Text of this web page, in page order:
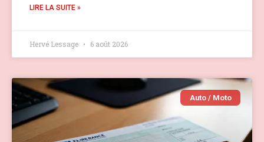
LIRE LA SUITE »
Hervé Lessage 6 août 2026
Auto / Moto